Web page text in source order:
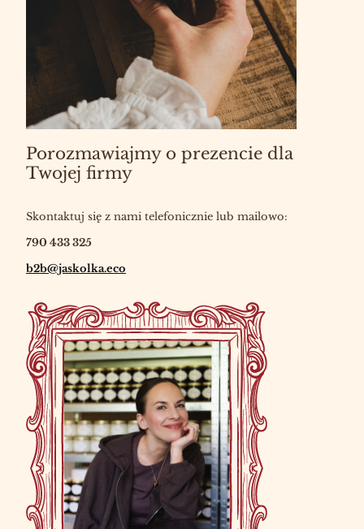
Porozmawiajmy o prezencie dla
Twojej firmy
Skontaktuj się z nami telefonicznie lub mailowo:
790 433 325
b2b@jaskolka.eco